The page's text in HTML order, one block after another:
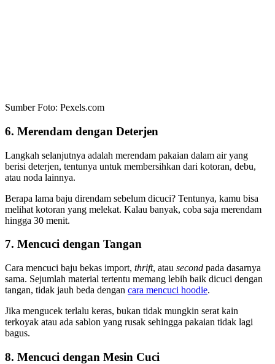
Sumber Foto: Pexels.com
6. Merendam dengan Deterjen
Langkah selanjutnya adalah merendam pakaian dalam air yang
berisi deterjen, tentunya untuk membersihkan dari kotoran, debu,
atau noda lainnya.
Berapa lama baju direndam sebelum dicuci? Tentunya, kamu bisa
melihat kotoran yang melekat. Kalau banyak, coba saja merendam
hingga 30 menit.
7. Mencuci dengan Tangan
Cara mencuci baju bekas import, thrift, atau second pada dasarnya
sama. Sejumlah material tertentu memang lebih baik dicuci dengan
tangan, tidak jauh beda dengan cara mencuci hoodie.
Jika mengucek terlalu keras, bukan tidak mungkin serat kain
terkoyak atau ada sablon yang rusak sehingga pakaian tidak lagi
bagus.
8. Mencuci dengan Mesin Cuci